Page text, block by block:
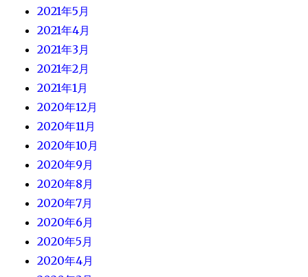
2021年5月
2021年4月
2021年3月
2021年2月
2021年1月
2020年12月
2020年11月
2020年10月
2020年9月
2020年8月
2020年7月
2020年6月
2020年5月
2020年4月